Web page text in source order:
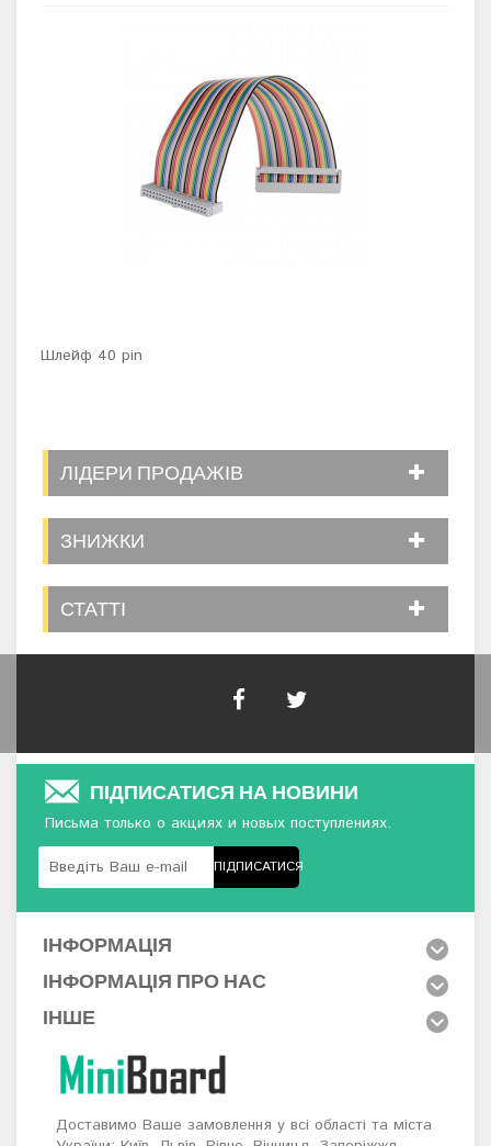
Шлейф 40 pin
ЛІДЕРИ ПРОДАЖІВ
ЗНИЖКИ
СТАТТІ
ПІДПИСАТИСЯ НА НОВИНИ
Письма только о акциях и новых поступлениях.
ПІДПИСАТИСЯ
ІНФОРМАЦІЯ
ІНФОРМАЦІЯ ПРО НАС
ІНШЕ
Доставимо Ваше замовлення у всі області та міста